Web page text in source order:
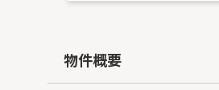
物件概要